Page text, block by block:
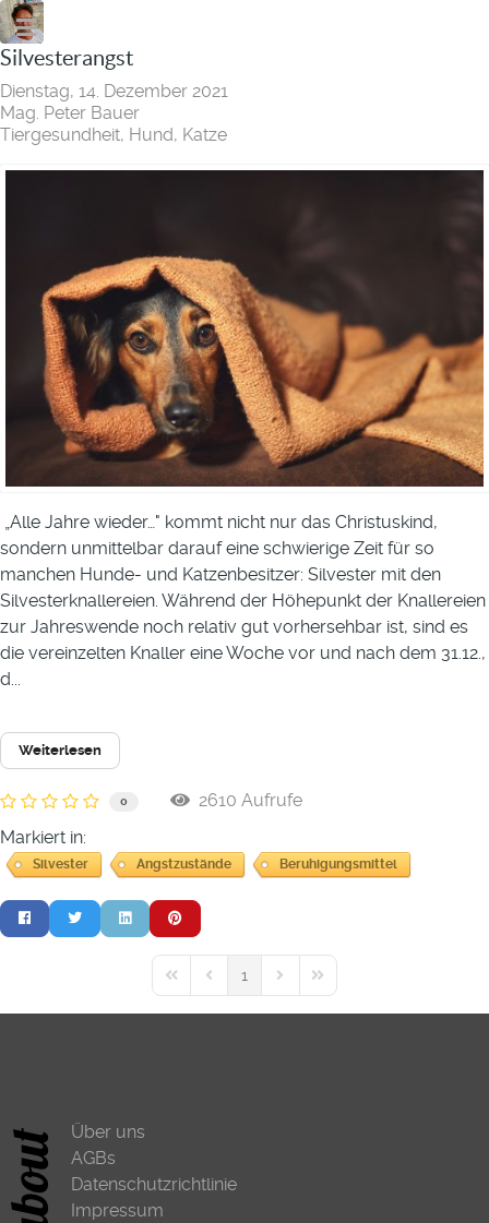
Silvesterangst
Dienstag, 14. Dezember 2021
Mag. Peter Bauer
Tiergesundheit Hund Katze
„Alle Jahre wieder…" kommt nicht nur das Christuskind,
sondern unmittelbar darauf eine schwierige Zeit für so
manchen Hunde- und Katzenbesitzer: Silvester mit den
Silvesterknallereien. Während der Höhepunkt der Knallereien
zur Jahreswende noch relativ gut vorhersehbar ist, sind es
die vereinzelten Knaller eine Woche vor und nach dem 31.12.,
d...
Weiterlesen
0
2610 Aufrufe
Markiert in:
Silvester Angstzustände Beruhigungsmittel
First PagePrevious Page
1
Next PageLast Page
Über uns
AGBs
Datenschutzrichtlinie
Impressum